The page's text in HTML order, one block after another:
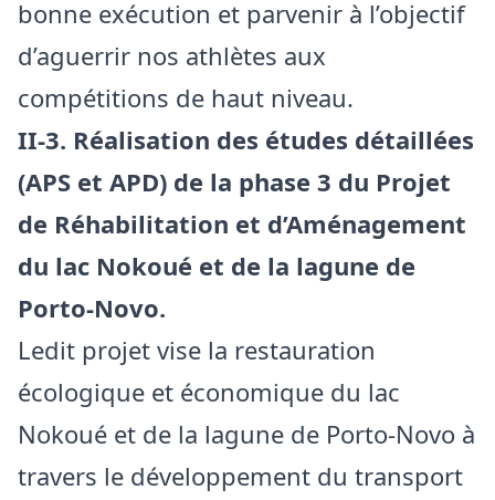
bonne exécution et parvenir à l’objectif
d’aguerrir nos athlètes aux
compétitions de haut niveau.
II-3. Réalisation des études détaillées
(APS et APD) de la phase 3 du Projet
de Réhabilitation et d’Aménagement
du lac Nokoué et de la lagune de
Porto-Novo.
Ledit projet vise la restauration
écologique et économique du lac
Nokoué et de la lagune de Porto-Novo à
travers le développement du transport